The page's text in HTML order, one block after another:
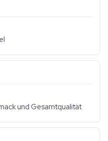
und Gesamtqualität